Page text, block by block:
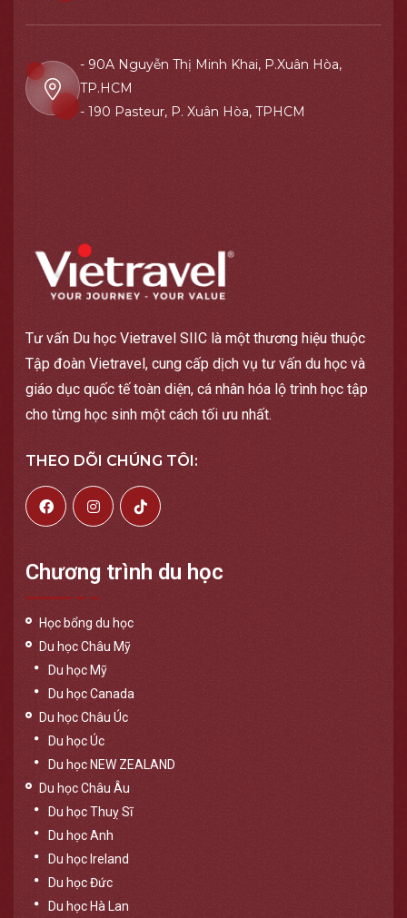
- 90A Nguyễn Thị Minh Khai, P.Xuân Hòa,
TP.HCM
- 190 Pasteur, P. Xuân Hòa, TPHCM
Tư vấn Du học Vietravel SIIC là một thương hiệu thuộc
Tập đoàn Vietravel, cung cấp dịch vụ tư vấn du học và
giáo dục quốc tế toàn diện, cá nhân hóa lộ trình học tập
cho từng học sinh một cách tối ưu nhất.
THEO DÕI CHÚNG TÔI:
Chương trình du học
Học bổng du học
Du học Châu Mỹ
Du học Mỹ
Du học Canada
Du học Châu Úc
Du học Úc
Du học NEW ZEALAND
Du học Châu Âu
Du học Thuỵ Sĩ
Du học Anh
Du học Ireland
Du học Đức
Du học Hà Lan